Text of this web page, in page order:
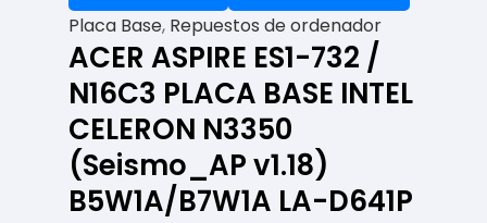
Placa Base, Repuestos de ordenador
ACER ASPIRE ES1-732 /
N16C3 PLACA BASE INTEL
CELERON N3350
(Seismo_AP v1.18)
B5W1A/B7W1A LA-D641P